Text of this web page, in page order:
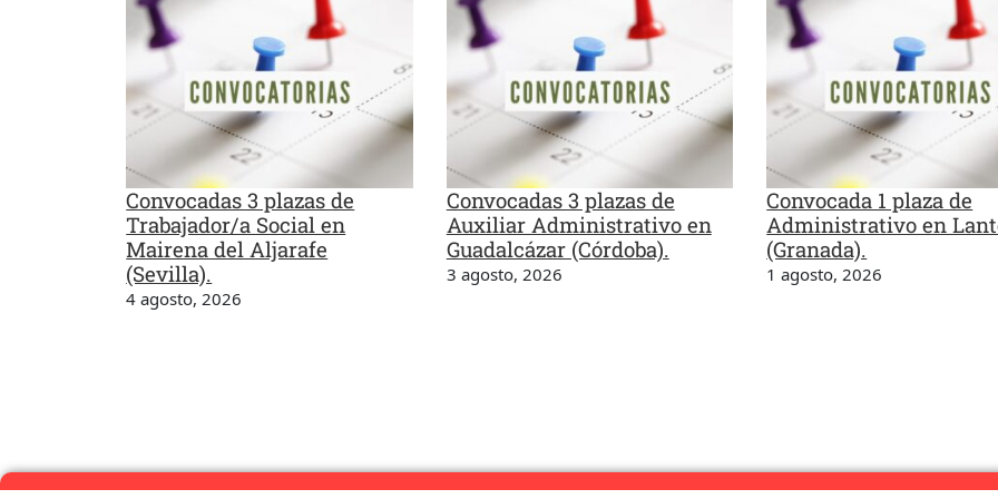
Convocadas 3 plazas de
Trabajador/a Social en
Mairena del Aljarafe
(Sevilla).
4 agosto, 2026
Convocadas 3 plazas de
Auxiliar Administrativo en
Guadalcázar (Córdoba).
3 agosto, 2026
Convocada 1 plaza de
Administrativo en
(Granada).
1 agosto, 2026